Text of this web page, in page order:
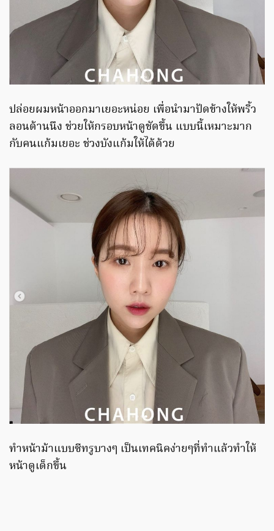
ปล่อยผมหน้าออกมาเยอะหน่อย เพื่อนำมาปัดข้างให้พริ้ว
ลอนด้านนึง ช่วยให้กรอบหน้าดูชัดขึ้น แบบนี้เหมาะมาก
กับคนแก้มเยอะ ช่วงบังแก้มให้ได้ด้วย
ทำหน้าม้าแบบซีทรูบางๆ เป็นเทคนิคง่ายๆที่ทำแล้วทำให้
หน้าดูเด็กขึ้น